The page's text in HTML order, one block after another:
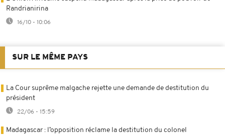
Randrianirina
16/10 - 10:06
SUR LE MÊME PAYS
La Cour suprême malgache rejette une demande de destitution du
président
22/06 - 15:59
Madagascar : l’opposition réclame la destitution du colonel